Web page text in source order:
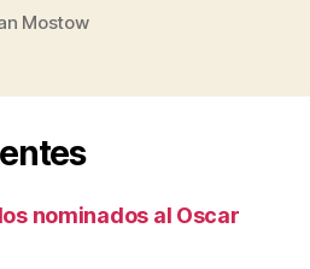
Mostow
nominados al Oscar